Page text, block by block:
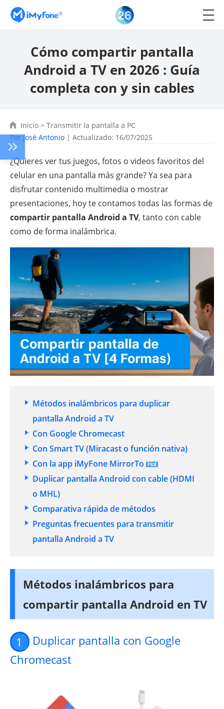
Cómo compartir pantalla
Android a TV en 2026 : Guía
completa con y sin cables
Inicio > Transmitir la pantalla a PC
PorJosé Antonio | Actualizado: 16/07/2025
¿Quieres ver tus juegos, fotos o videos favoritos del
celular en una pantalla más grande? Ya sea para
disfrutar contenido multimedia o mostrar
presentaciones, hoy te contamos todas las formas de
compartir pantalla Android a TV, tanto con cable
como de forma inalámbrica.
Métodos inalámbricos para duplicar
pantalla Android a TV
Con Google Chromecast
Con Smart TV (Miracast o función nativa)
Con la app iMyFone MirrorTo
Duplicar pantalla Android con cable (HDMI
o MHL)
Comparativa rápida de métodos
Preguntas frecuentes para transmitir
pantalla Android a TV
Métodos inalámbricos para
compartir pantalla Android en TV
1
Duplicar pantalla con Google
Chromecast